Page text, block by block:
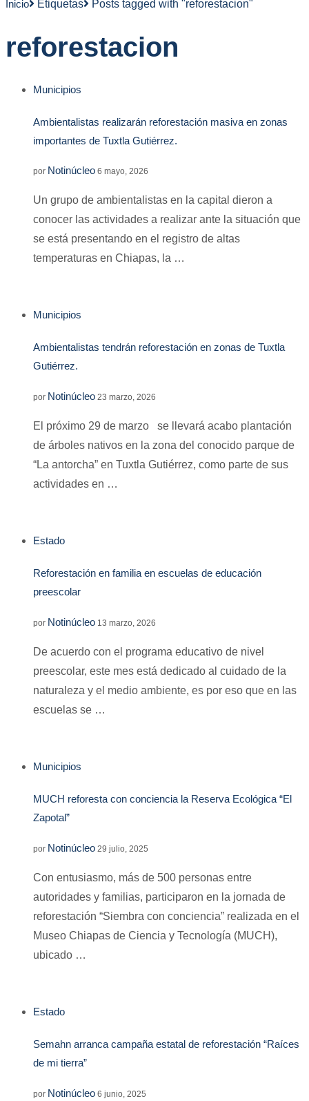
Inicio Etiquetas Posts tagged with "reforestacion"
reforestacion
Municipios
Ambientalistas realizarán reforestación masiva en zonas
importantes de Tuxtla Gutiérrez.
por Notinúcleo 6 mayo, 2026
Un grupo de ambientalistas en la capital dieron a
conocer las actividades a realizar ante la situación que
se está presentando en el registro de altas
temperaturas en Chiapas, la …
Municipios
Ambientalistas tendrán reforestación en zonas de Tuxtla
Gutiérrez.
por Notinúcleo 23 marzo, 2026
El próximo 29 de marzo se llevará acabo plantación
de árboles nativos en la zona del conocido parque de
“La antorcha” en Tuxtla Gutiérrez, como parte de sus
actividades en …
Estado
Reforestación en familia en escuelas de educación
preescolar
por Notinúcleo 13 marzo, 2026
De acuerdo con el programa educativo de nivel
preescolar, este mes está dedicado al cuidado de la
naturaleza y el medio ambiente, es por eso que en las
escuelas se …
Municipios
MUCH reforesta con conciencia la Reserva Ecológica “El
Zapotal”
por Notinúcleo 29 julio, 2025
Con entusiasmo, más de 500 personas entre
autoridades y familias, participaron en la jornada de
reforestación “Siembra con conciencia” realizada en el
Museo Chiapas de Ciencia y Tecnología (MUCH),
ubicado …
Estado
Semahn arranca campaña estatal de reforestación “Raíces
de mi tierra”
por Notinúcleo 6 junio, 2025